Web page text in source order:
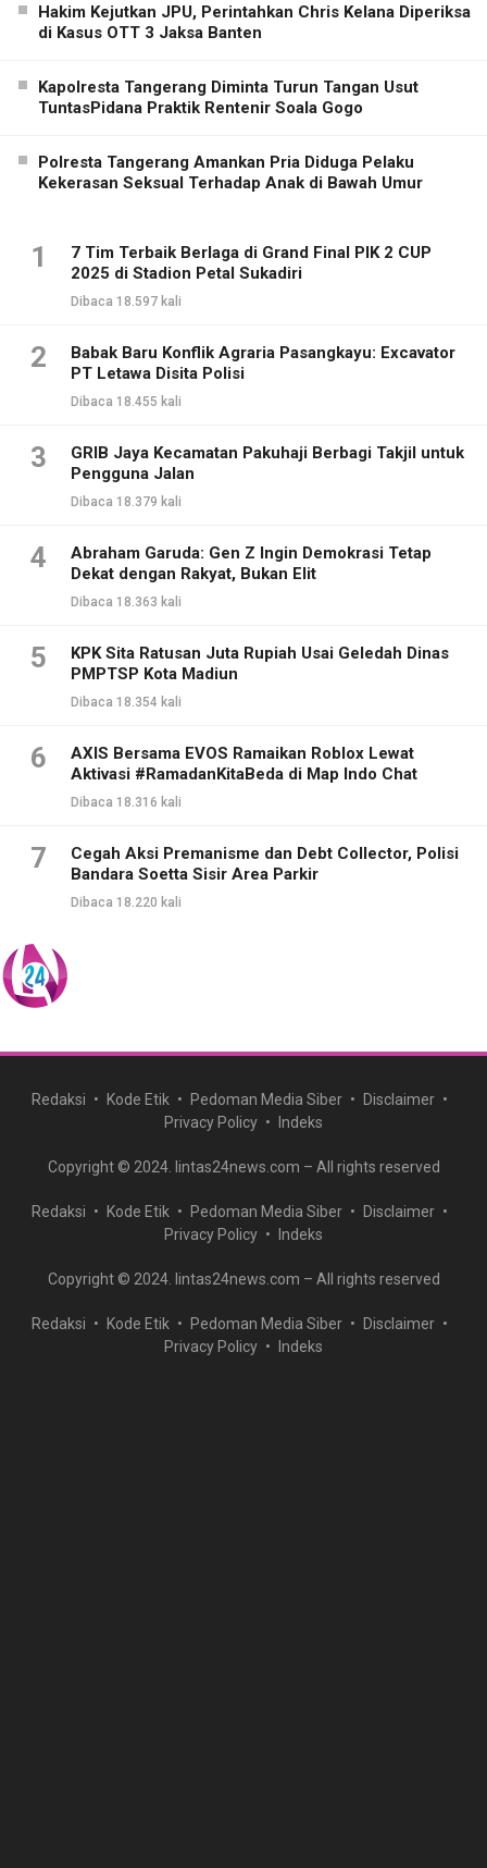
Hakim Kejutkan JPU, Perintahkan Chris Kelana Diperiksa
di Kasus OTT 3 Jaksa Banten
Kapolresta Tangerang Diminta Turun Tangan Usut
TuntasPidana Praktik Rentenir Soala Gogo
Polresta Tangerang Amankan Pria Diduga Pelaku
Kekerasan Seksual Terhadap Anak di Bawah Umur
1
7 Tim Terbaik Berlaga di Grand Final PIK 2 CUP
2025 di Stadion Petal Sukadiri
Dibaca 18.597 kali
2
Babak Baru Konflik Agraria Pasangkayu: Excavator
PT Letawa Disita Polisi
Dibaca 18.455 kali
3
GRIB Jaya Kecamatan Pakuhaji Berbagi Takjil untuk
Pengguna Jalan
Dibaca 18.379 kali
4
Abraham Garuda: Gen Z Ingin Demokrasi Tetap
Dekat dengan Rakyat, Bukan Elit
Dibaca 18.363 kali
5
KPK Sita Ratusan Juta Rupiah Usai Geledah Dinas
PMPTSP Kota Madiun
Dibaca 18.354 kali
6
AXIS Bersama EVOS Ramaikan Roblox Lewat
Aktivasi #RamadanKitaBeda di Map Indo Chat
Dibaca 18.316 kali
7
Cegah Aksi Premanisme dan Debt Collector, Polisi
Bandara Soetta Sisir Area Parkir
Dibaca 18.220 kali
Redaksi Kode Etik Pedoman Media Siber
Disclaimer
Privacy Policy
Indeks
Copyright © 2024. lintas24news.com – All rights reserved
Redaksi Kode Etik Pedoman Media Siber
Disclaimer
Privacy Policy
Indeks
Copyright © 2024. lintas24news.com – All rights reserved
Redaksi Kode Etik Pedoman Media Siber
Disclaimer
Privacy Policy
Indeks